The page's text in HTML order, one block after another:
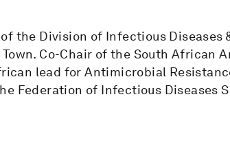
the Division of Infectious Diseases
Co-Chair of the South African
lead for Antimicrobial
Federation of Infectious Diseases